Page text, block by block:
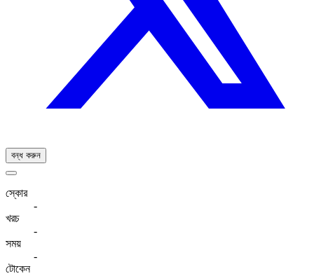
বন্ধ করুন
স্কোর
-
খরচ
-
সময়
-
টোকেন